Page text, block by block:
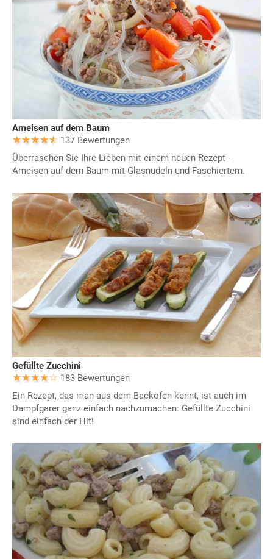
Ameisen auf dem Baum
137 Bewertungen
Überraschen Sie Ihre Lieben mit einem neuen Rezept -
Ameisen auf dem Baum mit Glasnudeln und Faschiertem.
Gefüllte Zucchini
183 Bewertungen
Ein Rezept, das man aus dem Backofen kennt, ist auch im
Dampfgarer ganz einfach nachzumachen: Gefüllte Zucchini
sind einfach der Hit!